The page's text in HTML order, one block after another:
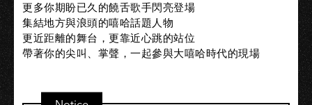
更多你期盼已久的饒舌歌手閃亮登場
集結地方與浪頭的嘻哈話題人物
更近距離的舞台，更靠近心跳的站位
帶著你的尖叫、掌聲，一起參與大嘻哈時代的現場